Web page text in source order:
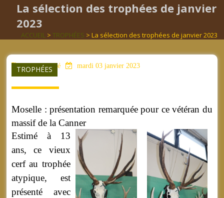
La sélection des trophées de janvier
2023
ACCUEIL> TROPHÉES > La sélection des trophées de janvier 2023
TROPHÉES
aucun mot clé mardi 03 janvier 2023
Moselle :présentation remarquéepour ce vétéran du
massif dela Canner
Estimé à 13
ans, ce vieux
cerf au trophée
atypique, est
présenté avec